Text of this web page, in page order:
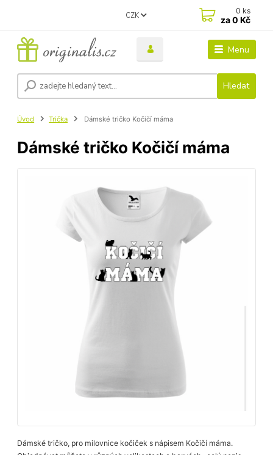
Menu
CZK
Hledat
0 ks
za0 Kč
Úvod Trička Dámské tričko Kočičí máma
Dámské tričko Kočičí máma
Dámské tričko, pro milovnice kočiček s nápisem Kočičí máma.